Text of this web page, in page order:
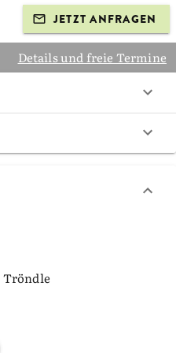
JETZT ANFRAGEN
Details und freie Termine
Tröndle